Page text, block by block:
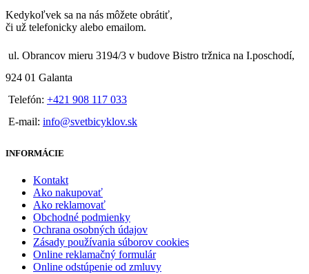
Kedykoľvek sa na nás môžete obrátiť,
či už telefonicky alebo emailom.
ul. Obrancov mieru 3194/3 v budove Bistro tržnica na I.poschodí,
924 01 Galanta
Telefón: +421 908 117 033
E-mail: info@svetbicyklov.sk
INFORMÁCIE
Kontakt
Ako nakupovať
Ako reklamovať
Obchodné podmienky
Ochrana osobných údajov
Zásady používania súborov cookies
Online reklamačný formulár
Online odstúpenie od zmluvy